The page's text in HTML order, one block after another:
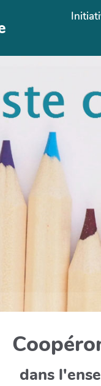
dans